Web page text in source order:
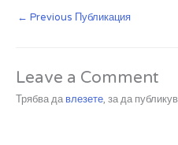
← Previous Публикация
Leave a Comment
Трябва да влезете, за да